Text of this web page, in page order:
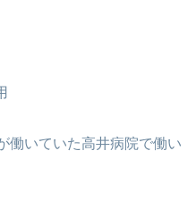
働いていた高井病院で働い